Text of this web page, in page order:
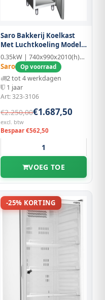
Saro Bakkerij Koelkast
Met Luchtkoeling Model
B 800 TN
0.35kW | 740x990x2010(h)mm | RVS
Saro Op voorraad
2 tot 4 werkdagen
1 jaar
Art: 323-3106
€2.250,00€1.687,50
excl. btw
Bespaar €562,50
VOEG TOE
-25% KORTING